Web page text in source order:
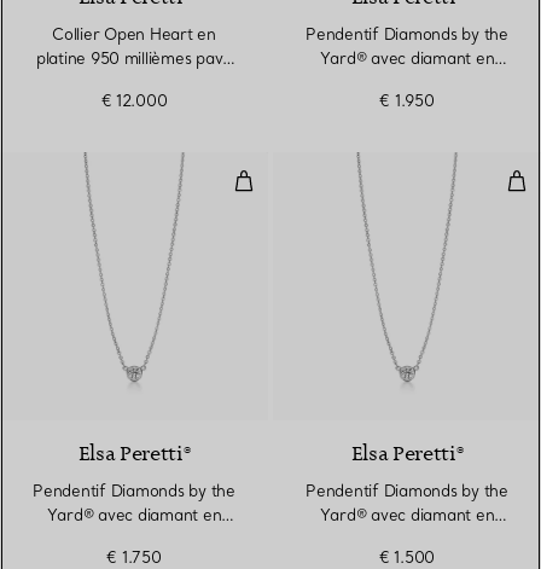
Collier Open Heart en
platine 950 millièmes pavé
€ 12.000
Pendentif Diamonds by the
Yard® avec diamant en
€ 1.950
Pendentif Diamonds by the
2 Matériaux
Elsa Peretti®
Pendentif Diamonds by the
Yard® avec diamant en
€ 1.750
Elsa Peretti®
Pendentif Diamonds by the
Yard® avec diamant en
€ 1.500